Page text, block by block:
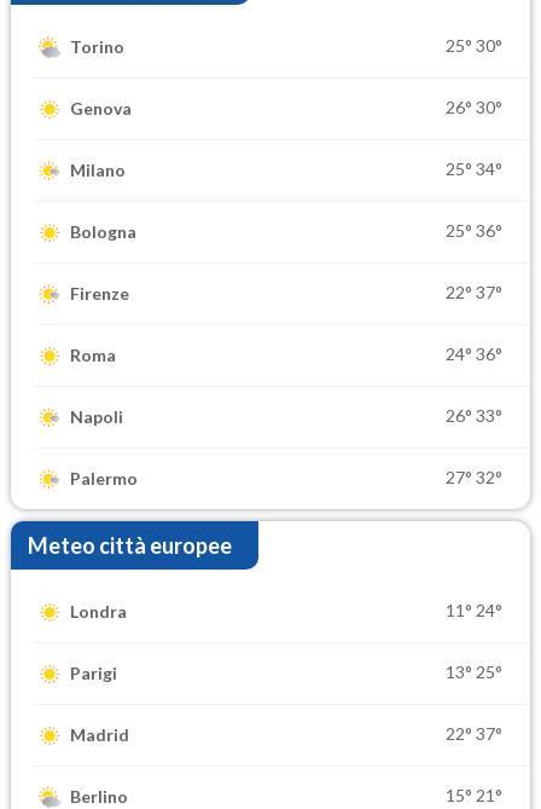
Torino 25° 30°
Genova 26° 30°
Milano 25° 34°
Bologna 25° 36°
Firenze 22° 37°
Roma 24° 36°
Napoli 26° 33°
Palermo 27° 32°
Meteo città europee
Londra 11° 24°
Parigi 13° 25°
Madrid 22° 37°
Berlino 15° 21°